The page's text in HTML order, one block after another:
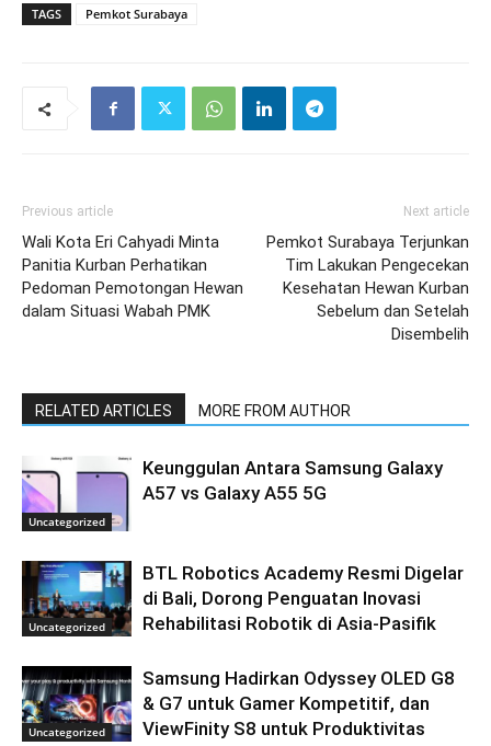
TAGS Pemkot Surabaya
Previous article
Wali Kota Eri Cahyadi Minta
Panitia Kurban Perhatikan
Pedoman Pemotongan Hewan
dalam Situasi Wabah PMK
Next article
Pemkot Surabaya Terjunkan
Tim Lakukan Pengecekan
Kesehatan Hewan Kurban
Sebelum dan Setelah
Disembelih
RELATED ARTICLES MORE FROM AUTHOR
Uncategorized
Keunggulan Antara Samsung Galaxy
A57 vs Galaxy A55 5G
Uncategorized
BTL Robotics Academy Resmi Digelar
di Bali, Dorong Penguatan Inovasi
Rehabilitasi Robotik di Asia-Pasifik
Uncategorized
Samsung Hadirkan Odyssey OLED G8
& G7 untuk Gamer Kompetitif, dan
ViewFinity S8 untuk Produktivitas